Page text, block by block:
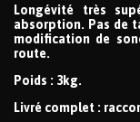
Longévité très
absorption. Pas de
modification de
route.
Poids : 3kg.
Livré complet :